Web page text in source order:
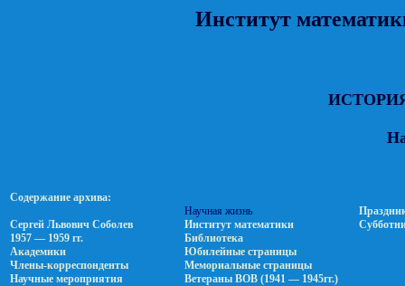
Институт
Содержание архива:
Сергей Львович Соболев
1957 — 1959 гг.
Академики
Члены-корреспонденты
Научные мероприятия
Научная жизнь
Институт математики
Библиотека
Юбилейные страницы
Мемориальные страницы
Ветераны ВОВ (1941 — 1945гг.)